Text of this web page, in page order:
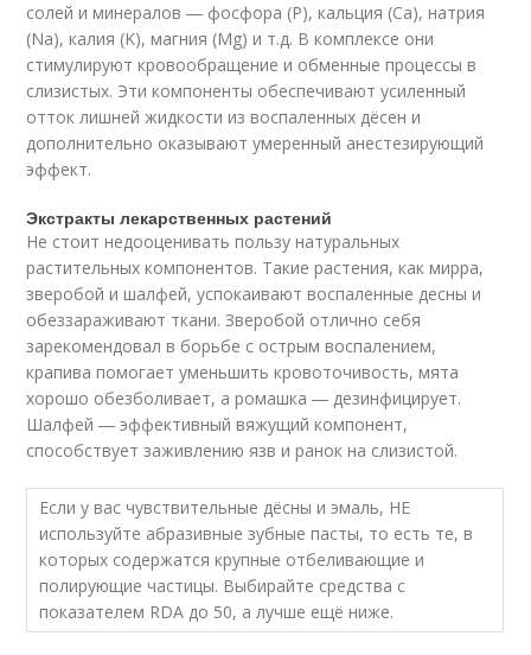
солей и минералов ― фосфора (P), кальция (Ca), натрия
(Na), калия (K), магния (Mg) и т.д. В комплексе они
стимулируют кровообращение и обменные процессы в
слизистых. Эти компоненты обеспечивают усиленный
отток лишней жидкости из воспаленных дёсен и
дополнительно оказывают умеренный анестезирующий
эффект.
Экстракты лекарственных растений
Не стоит недооценивать пользу натуральных
растительных компонентов. Такие растения, как мирра,
зверобой и шалфей, успокаивают воспаленные десны и
обеззараживают ткани. Зверобой отлично себя
зарекомендовал в борьбе с острым воспалением,
крапива помогает уменьшить кровоточивость, мята
хорошо обезболивает, а ромашка ― дезинфицирует.
Шалфей ― эффективный вяжущий компонент,
способствует заживлению язв и ранок на слизистой.
Если у вас чувствительные дёсны и эмаль, НЕ
используйте абразивные зубные пасты, то есть те, в
которых содержатся крупные отбеливающие и
полирующие частицы. Выбирайте средства с
показателем RDA до 50, а лучше ещё ниже.